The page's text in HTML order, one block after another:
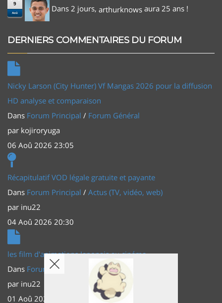
9
Aoû Dans 2 jours, arthurknows aura 25 ans !
DERNIERS COMMENTAIRES DU FORUM
Nicky Larson (City Hunter) Vf Mangas 2026 pour la diffusion
HD analyse et comparaison
Dans Forum Principal / Forum Général
par kojiroryuga
06 Aoû 2026 23:05
Récapitulatif VOD légale gratuite et payante
Dans Forum Principal / Actus (TV, vidéo, web)
par inu22
04 Aoû 2026 20:30
les film d'animations Japonais au cinéma
Dans Forum Principal
Actus (TV, vidéo, web)
par inu22
01 Aoû 2026 20:56